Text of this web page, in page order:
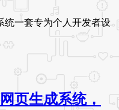
统一套专为个人开发者设
页生成系统，